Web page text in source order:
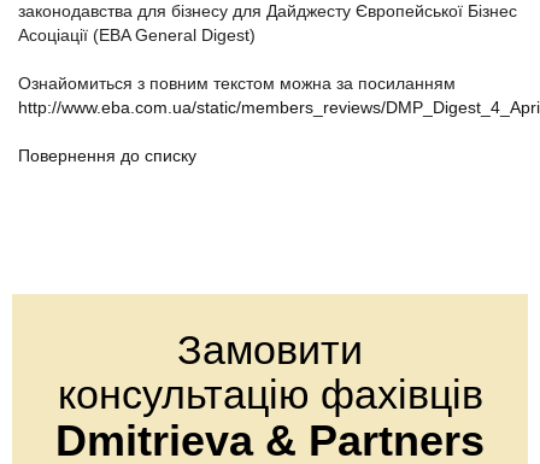
законодавства для бізнесу для Дайджесту Європейської Бізнес
Асоціації (EBA General Digest)
Ознайомиться з повним текстом можна за посиланням
http://www.eba.com.ua/static/members_reviews/
Повернення до списку
Замовити
консультацію фахівців
Dmitrieva & Partners